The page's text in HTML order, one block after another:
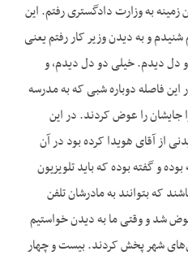
به وزارت دادگستری رفتم. این
و به دیدن وزیر کار رفتم یعنی
دل دیدم. خیلی دو دل دیدم، و
فاصله دوباره شبی که به مدرسه
جایشان را عوض کردند. در این
از آقای هویدا کرده بود در آن
و گفته بوده که باید تلویزیون
که بتوانند به مادرشان تلفن
شد و وقتی ما به دیدن خواستیم
شهر پخش کردند. بیست و چهار